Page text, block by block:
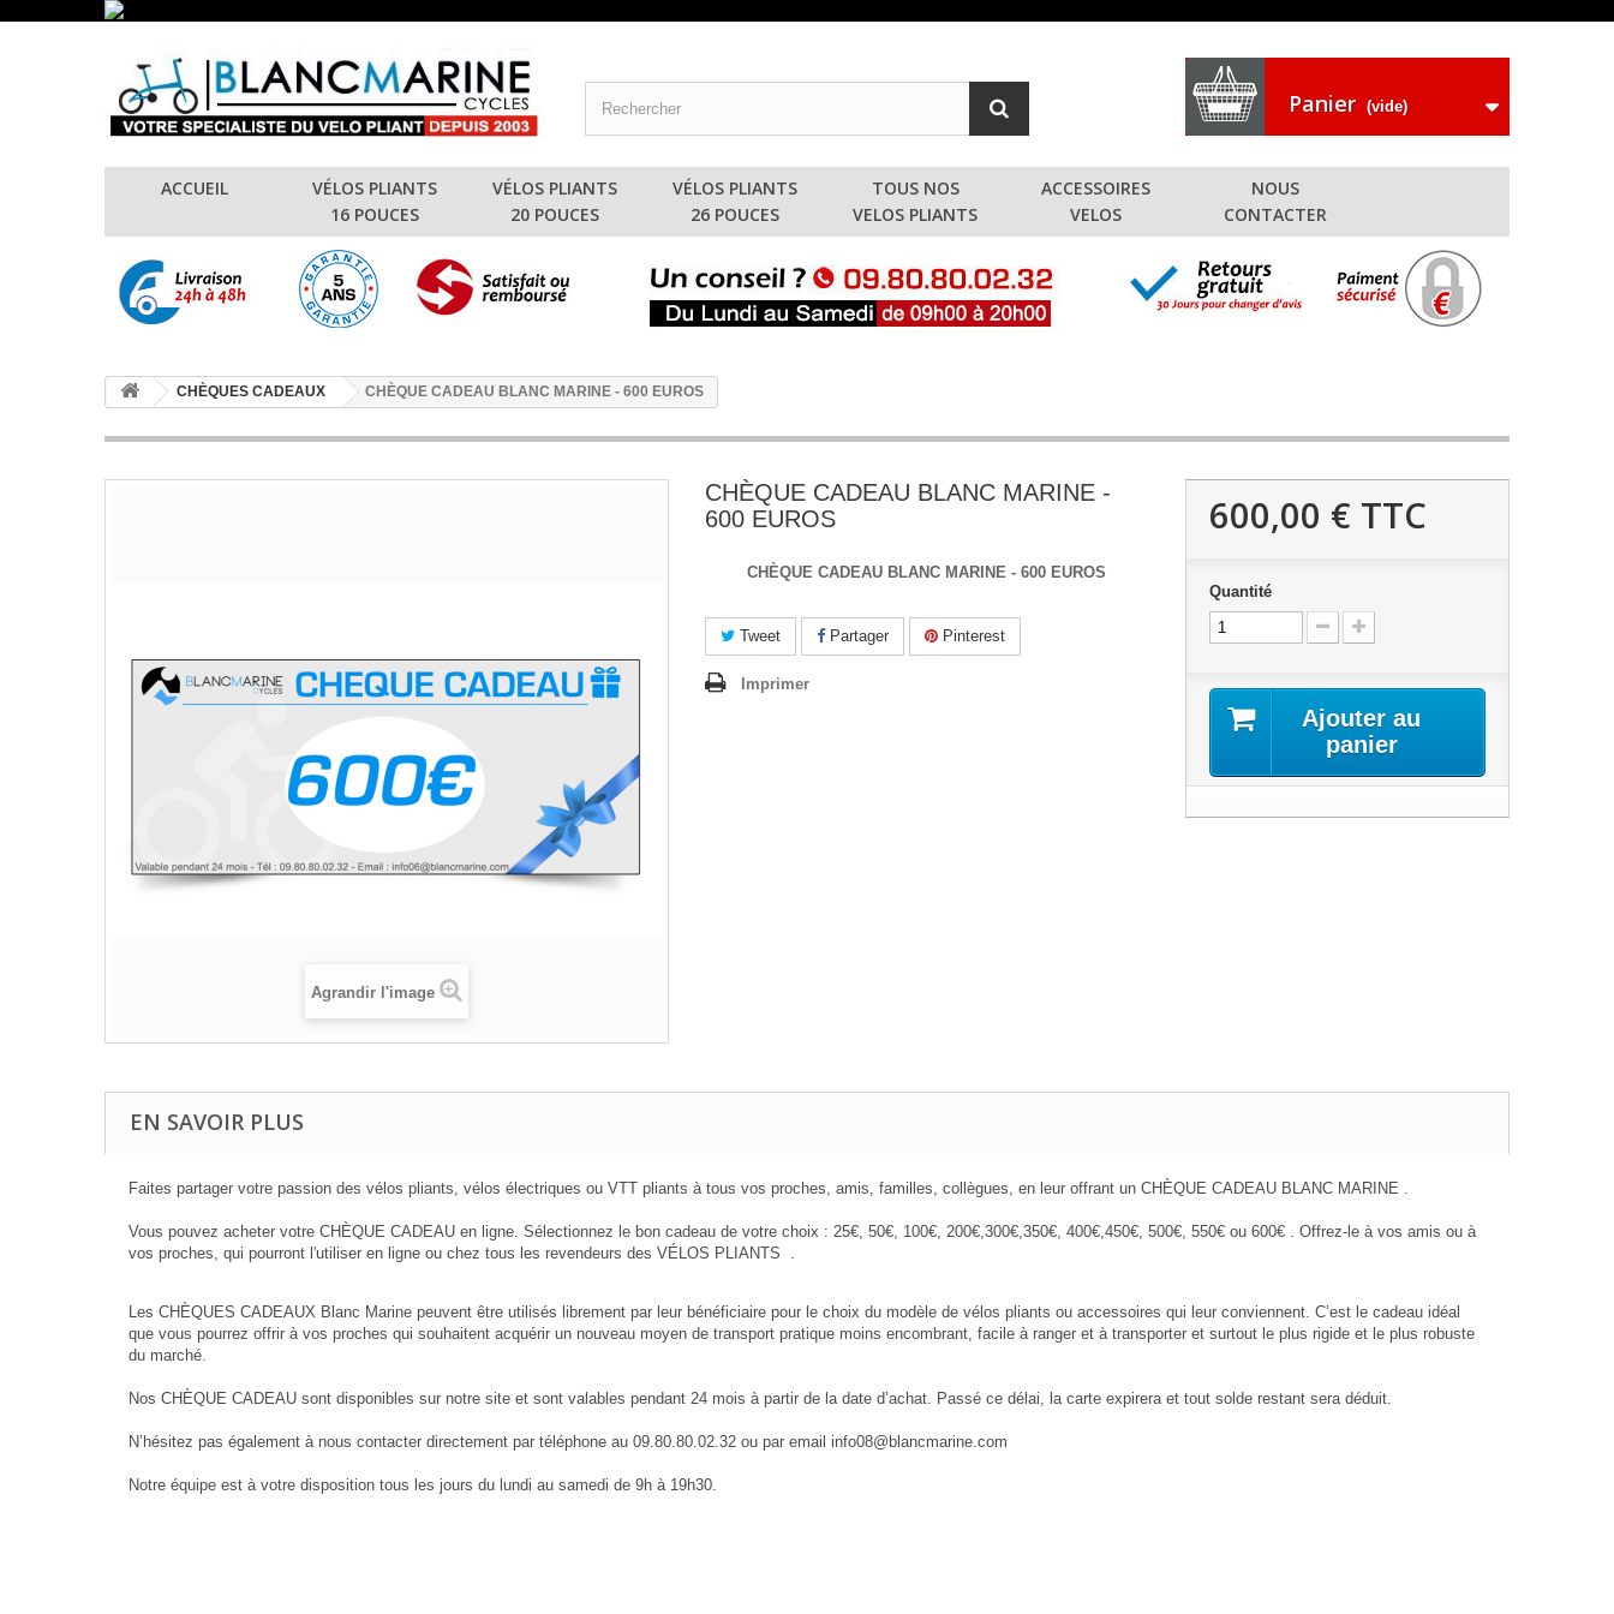
Panier (vide)
ACCUEIL
VÉLOS PLIANTS
16 POUCES
VÉLOS PLIANTS
20 POUCES
VÉLOS PLIANTS
26 POUCES
TOUS NOS
VELOS PLIANTS
ACCESSOIRES
VELOS
NOUS
CONTACTER
CHÈQUES CADEAUX CHÈQUE CADEAU BLANC MARINE - 600 EUROS
Agrandir l'image
CHÈQUE CADEAU BLANC MARINE -
600 EUROS
CHÈQUE CADEAU BLANC MARINE - 600 EUROS
Tweet Partager Pinterest
Imprimer
600,00 € TTC
Quantité
Ajouter au
panier
EN SAVOIR PLUS
Faites partager votre passion des vélos pliants, vélos électriques ou VTT pliants à tous vos proches, amis, familles, collègues, en leur offrant un CHÈQUE CADEAU BLANC MARINE .
Vous pouvez acheter votre CHÈQUE CADEAU en ligne. Sélectionnez le bon cadeau de votre choix : 25€, 50€, 100€, 200€,300€,350€, 400€,450€, 500€, 550€ ou 600€ . Offrez-le à vos amis ou à
vos proches, qui pourront l'utiliser en ligne ou chez tous les revendeurs des VÉLOS PLIANTS .
Les CHÈQUES CADEAUX Blanc Marine peuvent être utilisés librement par leur bénéficiaire pour le choix du modèle de vélos pliants ou accessoires qui leur conviennent. C’est le cadeau idéal
que vous pourrez offrir à vos proches qui souhaitent acquérir un nouveau moyen de transport pratique moins encombrant, facile à ranger et à transporter et surtout le plus rigide et le plus robuste
du marché.
Nos CHÈQUE CADEAU sont disponibles sur notre site et sont valables pendant 24 mois à partir de la date d’achat. Passé ce délai, la carte expirera et tout solde restant sera déduit.
N’hésitez pas également à nous contacter directement par téléphone au 09.80.80.02.32 ou par email info08@blancmarine.com
Notre équipe est à votre disposition tous les jours du lundi au samedi de 9h à 19h30.